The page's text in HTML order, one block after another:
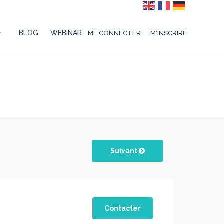
BLOG WEBINAR ME CONNECTER M'INSCRIRE
Suivant
Contacter